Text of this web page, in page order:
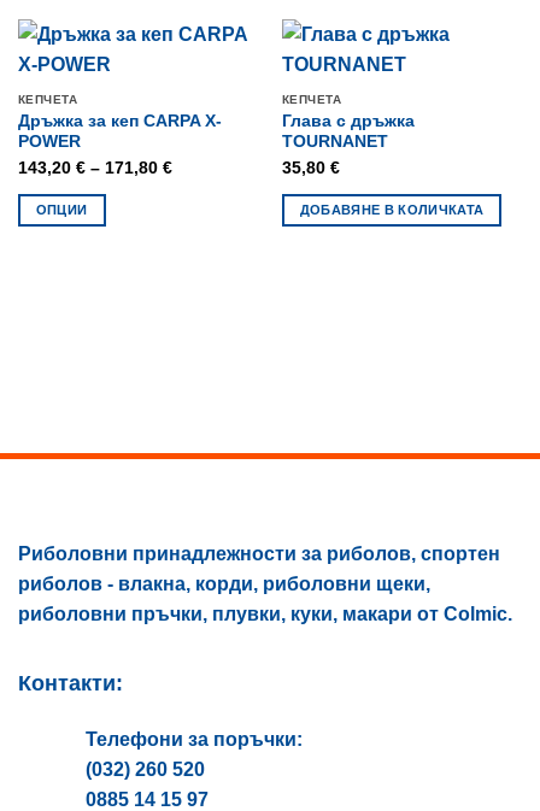
КЕПЧЕТА
Дръжка за кеп CARPA X-
POWER
143,20 € – 171,80 €Price
ОПЦИИ
product
КЕПЧЕТА
Глава с дръжка
TOURNANET
35,80 €
ДОБАВЯНЕ В КОЛИЧКАТА
Риболовни принадлежности за риболов, спортен
риболов - влакна, корди, риболовни щеки,
риболовни пръчки, плувки, куки, макари от Colmic.
Контакти:
Телефони за поръчки:
(032) 260 520
0885 14 15 97